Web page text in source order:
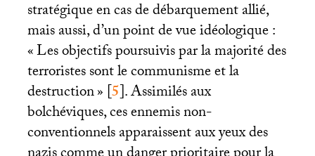
stratégique en cas de débarquement allié,
mais aussi, d’un point de vue idéologique :
«Les objectifs poursuivis par la majorité des
terroristes sont le communisme et la
destruction»[5]. Assimilés aux
bolchéviques, ces ennemis non-
conventionnels apparaissent aux yeux des